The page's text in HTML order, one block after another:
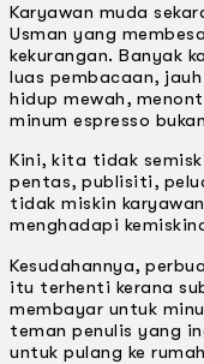
Karyawan muda
Usman yang
kekurangan. Banyak
luas pembacaan,
hidup mewah,
minum espresso
Kini, kita tidak
pentas, publisiti,
tidak miskin
menghadapi
Kesudahannya,
itu terhenti kerana
membayar untuk
teman penulis yang
untuk pulang ke